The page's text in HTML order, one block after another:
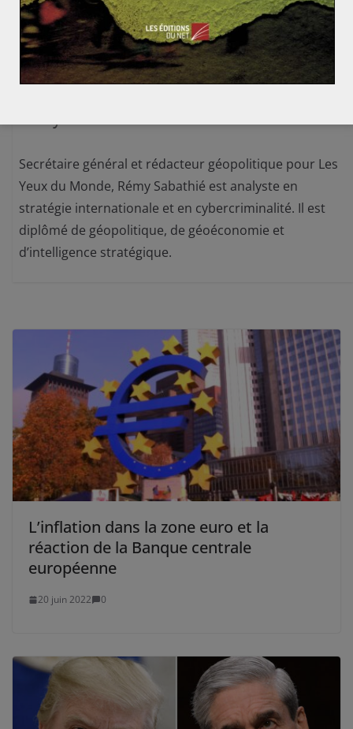
Secrétaire général et rédacteur géopolitique pour Les
Yeux du Monde, Rémy Sabathié est analyste en
stratégie internationale et en cybercriminalité. Il est
diplômé de géopolitique, de géoéconomie et
d’intelligence stratégique.
L’inflation dans la zone euro et la
réaction de la Banque centrale
européenne
20 juin 2022 0